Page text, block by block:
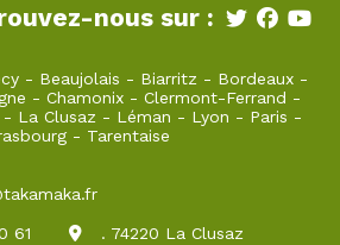
nous sur :
- Beaujolais - Biarritz - Bordeaux -
- Chamonix - Clermont-Ferrand -
- La Clusaz - Léman - Lyon - Paris -
- Tarentaise
61 . 74220 La Clusaz